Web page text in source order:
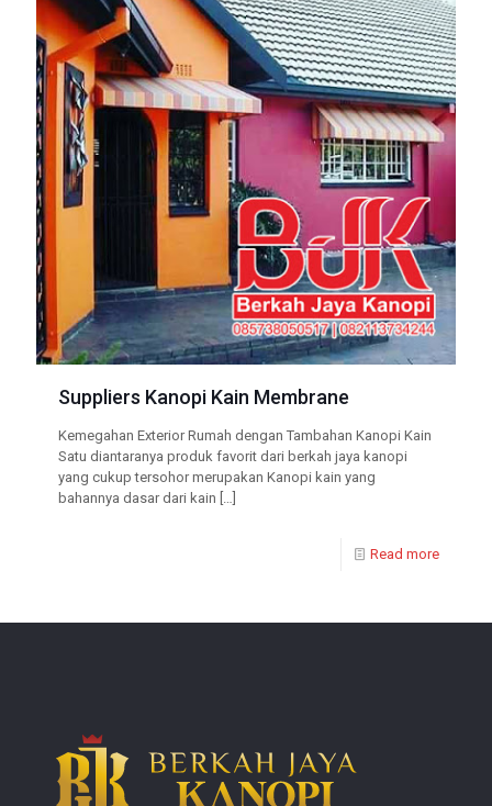
Suppliers Kanopi Kain Membrane
Kemegahan Exterior Rumah dengan Tambahan Kanopi Kain
Satu diantaranya produk favorit dari berkah jaya kanopi
yang cukup tersohor merupakan Kanopi kain yang
bahannya dasar dari kain […]
Read more